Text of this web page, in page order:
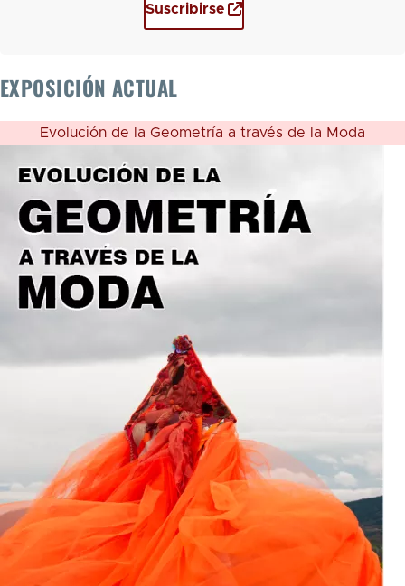
Suscribirse
EXPOSICIÓN ACTUAL
Evolución de la Geometría a través de la Moda